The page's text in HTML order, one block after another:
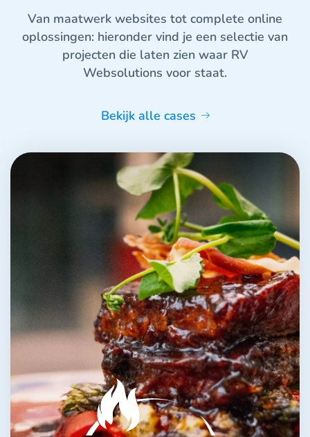
Van maatwerk websites tot complete online
oplossingen: hieronder vind je een selectie van
projecten die laten zien waar RV
Websolutions voor staat.
Bekijk alle cases